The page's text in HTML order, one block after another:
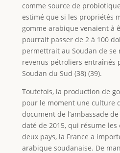
comme source de
estimé que si les propriétés
gomme arabique venaient à
pourrait passer de 2 à 100
permettrait au Soudan de
revenus pétroliers entraînés
Soudan du Sud (38) (39).
Toutefois, la production de
pour le moment une culture
document de l’ambassade
daté de 2015, qui résume les
deux pays, la France a
arabique soudanaise. De